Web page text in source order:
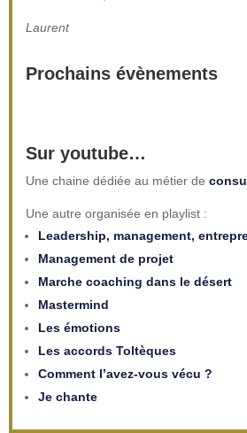
Laurent
Prochains évènements
Sur youtube…
Une chaine dédiée au métier de
Une autre organisée en playlist :
Leadership, management,
Management de projet
Marche coaching dans le désert
Mastermind
Les émotions
Les accords Toltèques
Comment l’avez-vous vécu ?
Je chante